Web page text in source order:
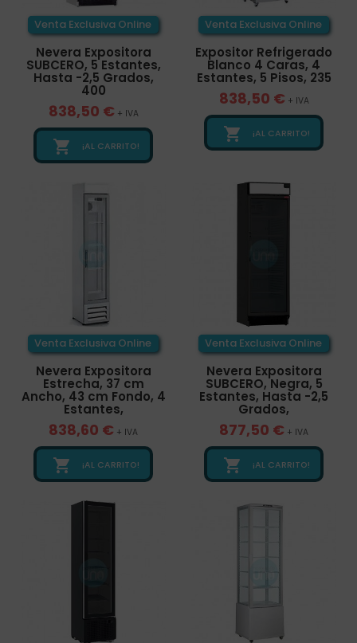
Venta Exclusiva Online
Nevera Expositora
SUBCERO, 5 Estantes,
Hasta -2,5 Grados,
400
838,50 € + IVA
 ¡AL CARRITO!
Venta Exclusiva Online
Expositor Refrigerado
Blanco 4 Caras, 4
Estantes, 5 Pisos, 235
838,50 € + IVA
 ¡AL CARRITO!
Venta Exclusiva Online
Nevera Expositora
Estrecha, 37 cm
Ancho, 43 cm Fondo, 4
Estantes,
838,60 € + IVA
 ¡AL CARRITO!
Venta Exclusiva Online
Nevera Expositora
SUBCERO, Negra, 5
Estantes, Hasta -2,5
Grados,
877,50 € + IVA
 ¡AL CARRITO!